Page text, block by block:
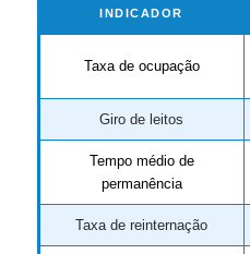
INDICADOR
Taxa de ocupação
Giro de leitos
Tempo médio de
permanência
Taxa de reinternação